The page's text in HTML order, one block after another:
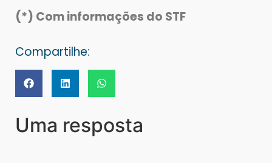
(*) Com informações do STF
Compartilhe:
Uma resposta